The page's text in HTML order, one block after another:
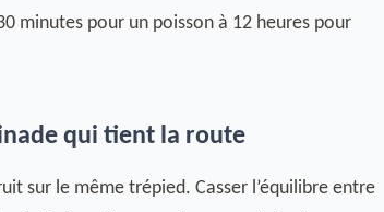
minutes pour un poisson à 12 heures pour
qui tient la route
sur le même trépied. Casser l’équilibre entre